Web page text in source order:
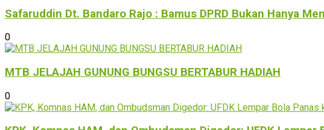
Safaruddin Dt. Bandaro Rajo : Bamus DPRD Bukan Hanya
0
MTB JELAJAH GUNUNG BUNGSU BERTABUR HADIAH
0